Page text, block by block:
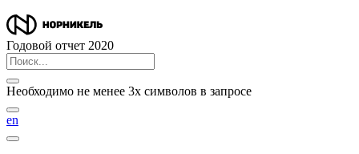
Годовой отчет 2020
Необходимо не менее 3х символов в запросе
en